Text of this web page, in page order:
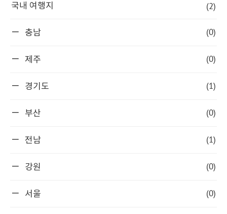
국내 여행지 (2)
충남 (0)
제주 (0)
경기도 (1)
부산 (0)
전남 (1)
강원 (0)
서울 (0)